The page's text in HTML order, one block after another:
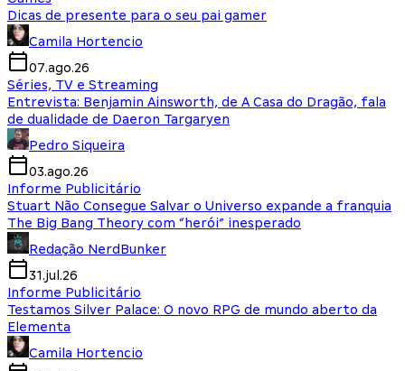
Dicas de presente para o seu pai gamer
Camila Hortencio
07.ago.26
Séries, TV e Streaming
Entrevista: Benjamin Ainsworth, de A Casa do Dragão, fala
de dualidade de Daeron Targaryen
Pedro Siqueira
03.ago.26
Informe Publicitário
Stuart Não Consegue Salvar o Universo expande a franquia
The Big Bang Theory com “herói” inesperado
Redação NerdBunker
31.jul.26
Informe Publicitário
Testamos Silver Palace: O novo RPG de mundo aberto da
Elementa
Camila Hortencio